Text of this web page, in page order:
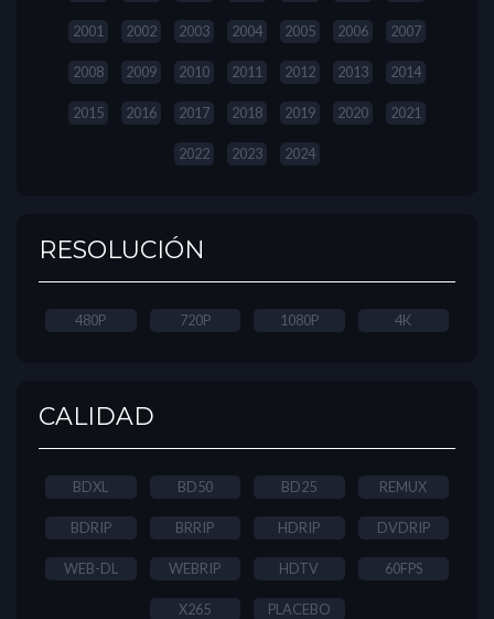
2001 2002 2003 2004 2005 2006 2007
2008 2009 2010 2011 2012 2013 2014
2015 2016 2017 2018 2019 2020 2021
2022 2023 2024
RESOLUCIÓN
480P 720P 1080P 4K
CALIDAD
BDXL BD50 BD25 REMUX
BDRIP BRRIP HDRIP DVDRIP
WEB-DL WEBRIP HDTV 60FPS
X265 PLACEBO